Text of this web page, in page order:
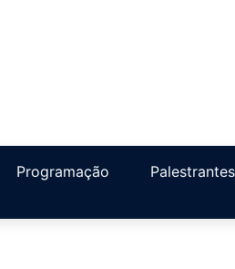
Programação Palestrantes